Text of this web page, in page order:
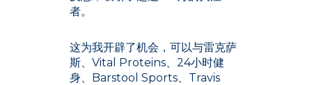
者。
这为我开辟了机会，可以与雷克萨
斯、Vital Proteins、24小时健
身、Barstool Sports、Travis